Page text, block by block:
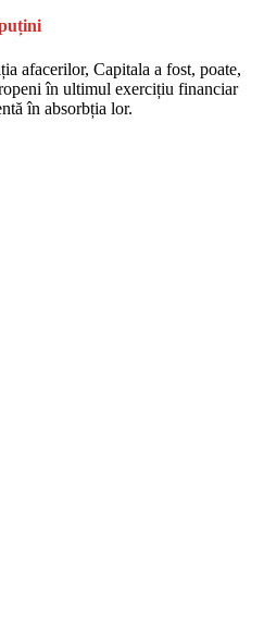
afacerilor, Capitala a fost, poate,
în ultimul exercițiu financiar
în absorbția lor.